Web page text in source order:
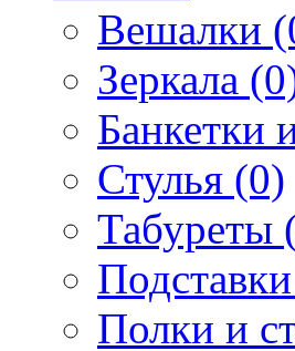
Вешалки
Зеркала
Банкетки
Стулья (0)
Табуреты
Полки и